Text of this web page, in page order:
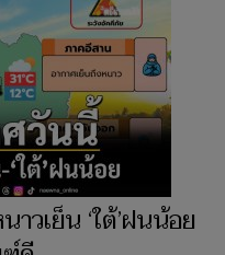
าวเย็น ‘ใต้’ฝนน้อย